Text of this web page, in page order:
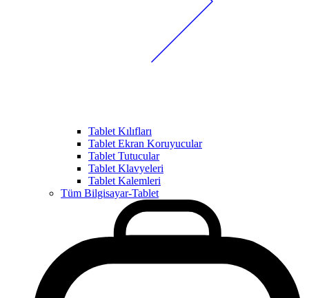
Tablet Kılıfları
Tablet Ekran Koruyucular
Tablet Tutucular
Tablet Klavyeleri
Tablet Kalemleri
Tüm Bilgisayar-Tablet